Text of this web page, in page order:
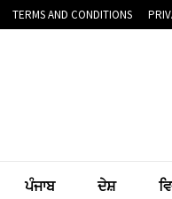
TERMS AND CONDITIONS
ਪੰਜਾਬ ਦੇਸ਼